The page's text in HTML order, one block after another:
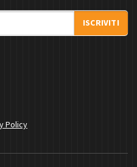
ISCRIVITI
Policy